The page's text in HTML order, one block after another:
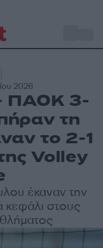
2026
ΠΑΟΚ 3-
τη
το 2-1
Volley
έκαναν την
κεφάλι στους